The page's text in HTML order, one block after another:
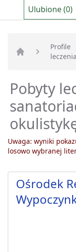
Ulubione (0)
Strona główna
Profile
leczenia
Pobyty
Uwaga: wyniki
losowo wybranej
Ośrodek